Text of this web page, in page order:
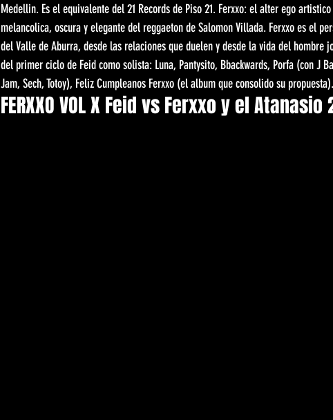
Medellin. Es el equivalente del 21 Records de Piso 21. Ferxxo: el alter ego
melancolica, oscura y elegante del reggaeton de Salomon Villada. Ferxxo es el
del Valle de Aburra, desde las relaciones que duelen y desde la vida del hombre
del primer ciclo de Feid como solista: Luna, Pantysito, Bbackwards, Porfa (con J
Jam, Sech, Totoy), Feliz Cumpleanos Ferxxo (el album que consolido su propuesta).
FERXXO VOL X Feid vs Ferxxo y el Atanasio